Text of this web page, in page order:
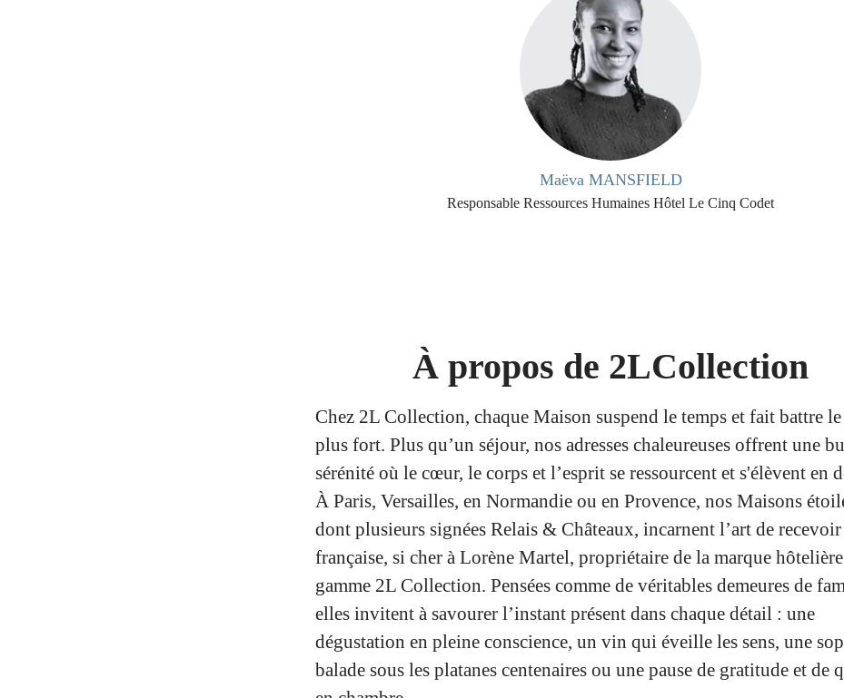
Maëva MANSFIELD
Responsable Ressources Humaines Hôtel Le Cinq Codet
À propos de 2LCollection
Chez 2L Collection, chaque Maison suspend le temps et fait battre
plus fort. Plus qu’un séjour, nos adresses chaleureuses offrent une
sérénité où le cœur, le corps et l’esprit se ressourcent et s'élèvent en
À Paris, Versailles, en Normandie ou en Provence, nos Maisons
dont plusieurs signées Relais & Châteaux, incarnent l’art de
française, si cher à Lorène Martel, propriétaire de la marque
gamme 2L Collection. Pensées comme de véritables demeures de
elles invitent à savourer l’instant présent dans chaque détail : une
dégustation en pleine conscience, un vin qui éveille les sens, une
balade sous les platanes centenaires ou une pause de gratitude et de